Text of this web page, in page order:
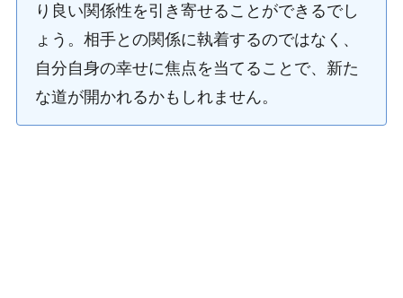
り良い関係性を引き寄せることができるでし
ょう。相手との関係に執着するのではなく、
自分自身の幸せに焦点を当てることで、新た
な道が開かれるかもしれません。